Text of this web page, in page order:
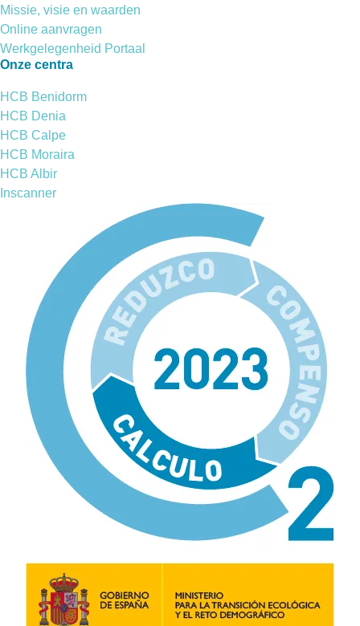
Missie, visie en waarden
Online aanvragen
Werkgelegenheid Portaal
Onze centra
HCB Benidorm
HCB Denia
HCB Calpe
HCB Moraira
HCB Albir
Inscanner